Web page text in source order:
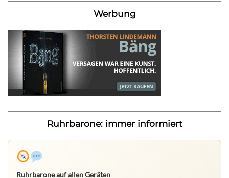
Werbung
Ruhrbarone: immer informiert
Ruhrbarone auf allen Geräten